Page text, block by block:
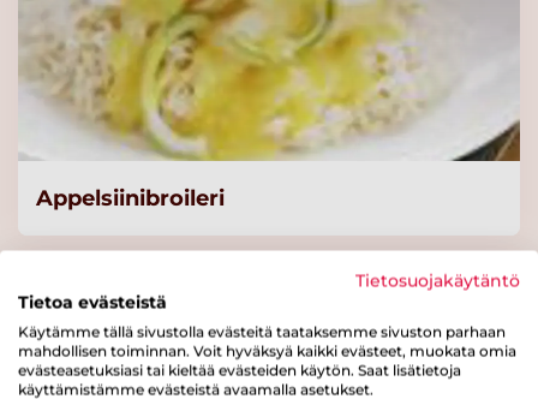
Knorr
Tomaattikastikepohja,
kylmävalmistus 2x3kg/60 L
Lue lisää
Knorr Vaalea peruskastike
KNORR Penne Luomu,
runsaskuituinen 3 kg
Appelsiinibroileri
Tietosuojakäytäntö
Tietoa evästeistä
Käytämme tällä sivustolla evästeitä taataksemme sivuston parhaan
mahdollisen toiminnan. Voit hyväksyä kaikki evästeet, muokata omia
evästeasetuksiasi tai kieltää evästeiden käytön. Saat lisätietoja
käyttämistämme evästeistä avaamalla asetukset.